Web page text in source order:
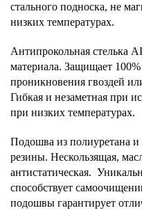
стального подноска, не
низких температурах.
Антипрокольная стелька
материала. Защищает
проникновения гвоздей
Гибкая и незаметная при
при низких температурах.
Подошва из полиуретана и
резины. Нескользящая,
антистатическая.
способствует
подошвы гарантирует